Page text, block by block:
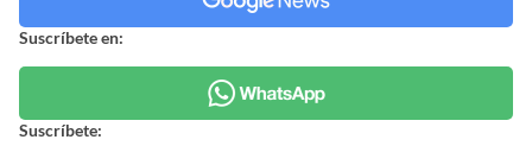
Suscríbete en:
Suscríbete: